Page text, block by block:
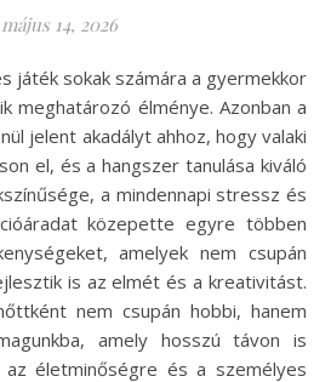
május 14, 2026
meghatározó élménye. Azonban a
jelent akadályt ahhoz, hogy valaki
el, és a hangszer tanulása kiváló
a mindennapi stressz és
közepette egyre többen
amelyek nem csupán
is az elmét és a kreativitást.
nem csupán hobbi, hanem
amely hosszú távon is
életminőségre és a személyes